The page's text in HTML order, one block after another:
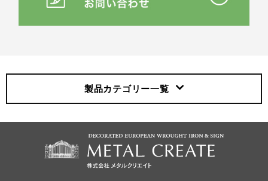
製品カテゴリー一覧